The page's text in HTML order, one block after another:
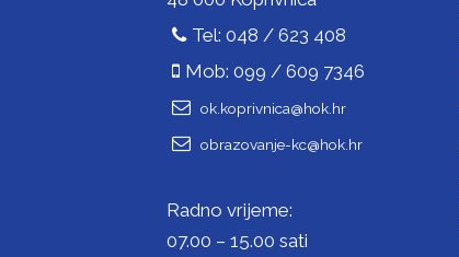
Tel: 048 / 623 408
Mob: 099 / 609 7346
ok.koprivnica@hok.hr
obrazovanje-kc@hok.hr
Radno vrijeme:
07.00 – 15.00 sati